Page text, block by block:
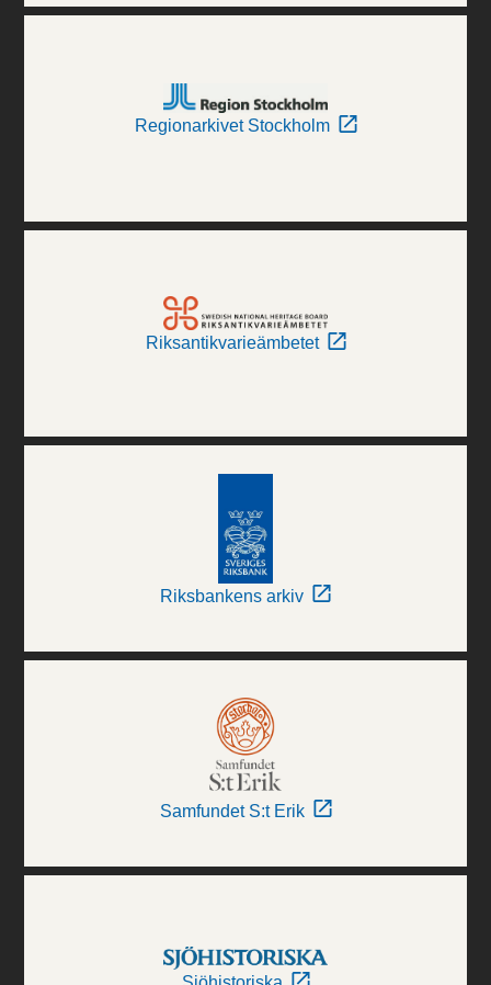
Regionarkivet Stockholm
Riksantikvarieämbetet
Riksbankens arkiv
Samfundet S:t Erik